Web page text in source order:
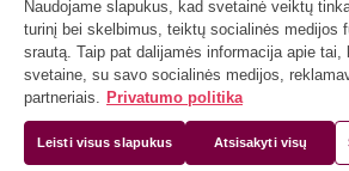
Naudojame slapukus, kad svetainė veiktų
turinį bei skelbimus, teiktų socialinės medijos
srautą. Taip pat dalijamės informacija apie tai,
svetaine, su savo socialinės medijos,
partneriais. Privatumo politika
Leisti visus slapukus Atsisakyti visų